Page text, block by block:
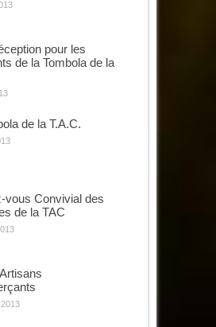
pour les
de la Tombola de la
de la T.A.C.
vous Convivial des
de la TAC